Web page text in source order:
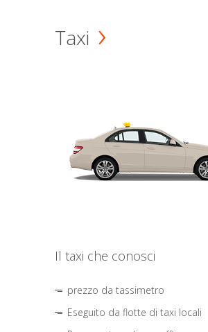
Taxi
Il taxi che conosci
prezzo da tassimetro
Eseguito da flotte di taxi locali